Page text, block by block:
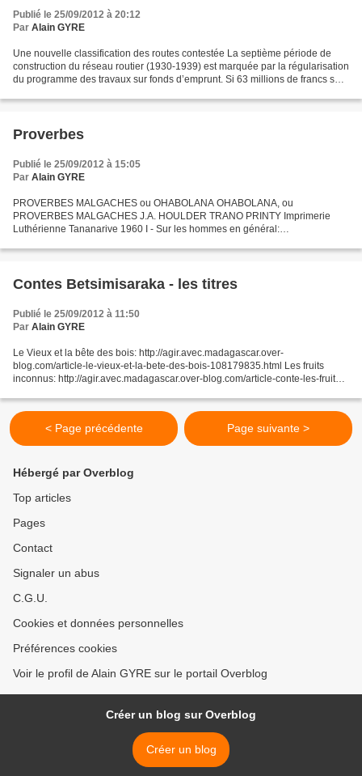
Publié le 25/09/2012 à 20:12
Par Alain GYRE
Une nouvelle classification des routes contestée La septième période de
construction du réseau routier (1930-1939) est marquée par la régularisation
du programme des travaux sur fonds d’emprunt. Si 63 millions de francs sont
Proverbes
Publié le 25/09/2012 à 15:05
Par Alain GYRE
PROVERBES MALGACHES ou OHABOLANA OHABOLANA, ou
PROVERBES MALGACHES J.A. HOULDER TRANO PRINTY Imprimerie
Luthérienne Tananarive 1960 I - Sur les hommes en général:
hommes-en-general.html...
Contes Betsimisaraka - les titres
Publié le 25/09/2012 à 11:50
Par Alain GYRE
Le Vieux et la bête des bois: http://agir.avec.madagascar.over-
blog.com/article-le-vieux-et-la-bete-des-bois-108179835.html Les fruits
inconnus: http://agir.avec.madagascar.over-blog.com/article-conte-les-fruits-
< Page précédente Page suivante >
Hébergé par Overblog
Top articles
Pages
Contact
Signaler un abus
C.G.U.
Cookies et données personnelles
Préférences cookies
Voir le profil de Alain GYRE sur le portail Overblog
Créer un blog sur Overblog
Créer un blog